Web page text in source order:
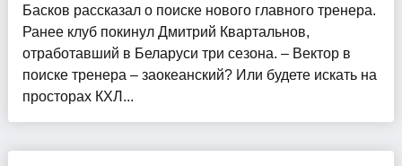
Басков рассказал о поиске нового главного тренера.
Ранее клуб покинул Дмитрий Квартальнов,
отработавший в Беларуси три сезона. – Вектор в
поиске тренера – заокеанский? Или будете искать на
просторах КХЛ...